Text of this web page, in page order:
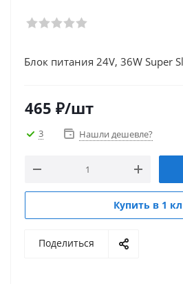
Блок питания 24V, 36W Super
465 ₽/шт
3 Нашли дешевле?
Купить в 1
Поделиться